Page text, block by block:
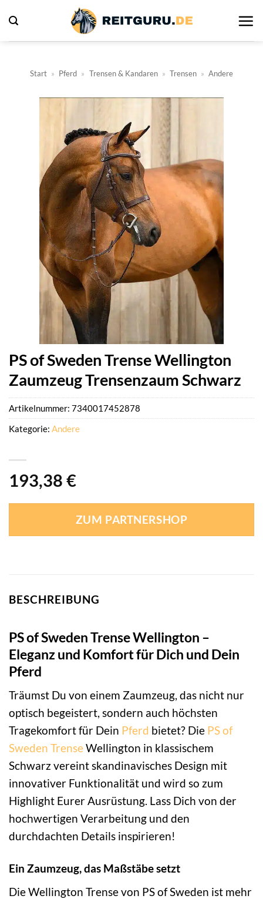
Inhalt
springen
Start » Pferd » Trensen & Kandaren » Trensen » Andere
PS of Sweden Trense Wellington
Zaumzeug Trensenzaum Schwarz
193,38 €
ZUM PARTNERSHOP
Artikelnummer: 7340017452878
Kategorie: Andere
BESCHREIBUNG
PS of Sweden Trense Wellington –
Eleganz und Komfort für Dich und Dein
Pferd
Träumst Du von einem Zaumzeug, das nicht nur
optisch begeistert, sondern auch höchsten
Tragekomfort für Dein Pferd bietet? Die PS of
Sweden TrenseWellington in klassischem
Schwarz vereint skandinavisches Design mit
innovativer Funktionalität und wird so zum
Highlight Eurer Ausrüstung. Lass Dich von der
hochwertigen Verarbeitung und den
durchdachten Details inspirieren!
Ein Zaumzeug, das Maßstäbe setzt
Die Wellington Trense von PS of Sweden ist mehr